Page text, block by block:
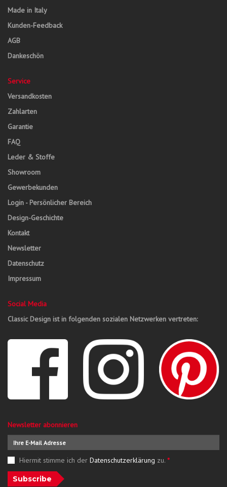
Made in Italy
Kunden-Feedback
AGB
Dankeschön
Service
Versandkosten
Zahlarten
Garantie
FAQ
Leder & Stoffe
Showroom
Gewerbekunden
Login - Persönlicher Bereich
Design-Geschichte
Kontakt
Newsletter
Datenschutz
Impressum
Social Media
Classic Design ist in folgenden sozialen Netzwerken vertreten:
Newsletter abonnieren
Hiermit stimme ich der Datenschutzerklärung zu. *
Subscribe